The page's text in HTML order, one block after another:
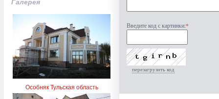
Галерея
Особняк Тульская область
Введите код с картинки:*
перезагрузить код